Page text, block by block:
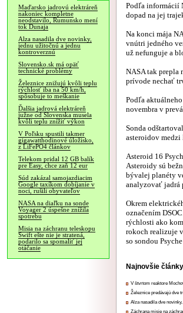
Maďarsko jadrovú elektráreň
nakoniec kompletne
neodstavilo, Rumunsko mení
tok Dunaja
Alza nasadila dve novinky,
jednu užitočnú a jednu
kontroverznú
Slovensko.sk má opäť
technické problémy
Železnice znižujú kvôli teplu
rýchlosť iba na 50 km/h,
spôsobuje to meškanie
Ďalšia jadrová elektráreň
južne od Slovenska musela
kvôli teplu znížiť výkon
V Poľsku spustili takmer
gigawatthodinové úložisko,
z LiFePO4 článkov
Telekom pridal 12 GB balík
pre Easy, chce zaň 12 eur
Súd zakázal samojazdiacim
Google taxíkom dobíjanie v
noci, rušili obyvateľov
NASA na diaľku na sonde
Voyager 2 úspešne znížila
spotrebu
Misia na záchranu teleskopu
Swift ešte nie je stratená,
podarilo sa spomaliť jej
otáčanie
Podľa informácií
dopad na jej
Na konci mája
vnútri jedného
už nefunguje a
NASA tak prepla
prívode nechať
Podľa
novembra v
Sonda
asteroidov
Asteroid 16
Asteroidy sú
bývalej planéty
analyzovať jadrá
Okrem
označením
rýchlosti ako
rokoch realizuje
so sondou
Najnovšie
V štvrtom reaktore
Železnice predávajú dve
Alza nasadila dve
Záchrana misie na